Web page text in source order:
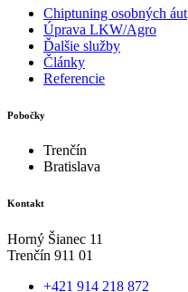
Chiptuning osobných áut
Úprava LKW/Agro
Ďalšie služby
Články
Referencie
Pobočky
Trenčín
Bratislava
Kontakt
Horný Šianec 11
Trenčín 911 01
+421 914 218 872